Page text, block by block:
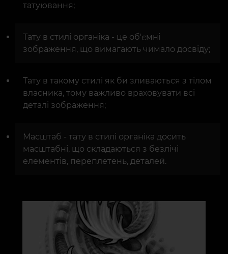
татуювання;
Тату в стилі органіка - це об'ємні
зображення, що вимагають чимало досвіду;
Тату в такому стилі як би зливаються з тілом
власника, тому важливо враховувати всі
деталі зображення;
Масштаб - тату в стилі органіка досить
масштабні, що складаються з безлічі
елементів, переплетень, деталей.